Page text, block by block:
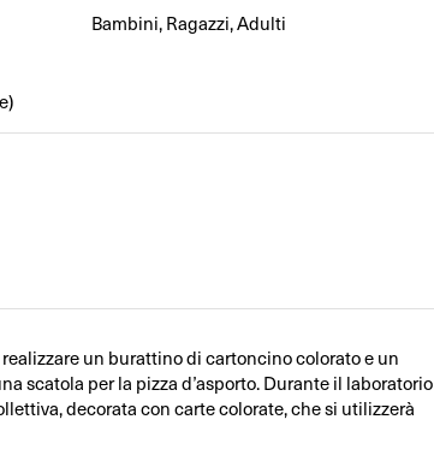
Bambini, Ragazzi, Adulti
un burattino di cartoncino colorato e un
scatola per la pizza d’asporto. Durante il laboratorio
decorata con carte colorate, che si utilizzerà